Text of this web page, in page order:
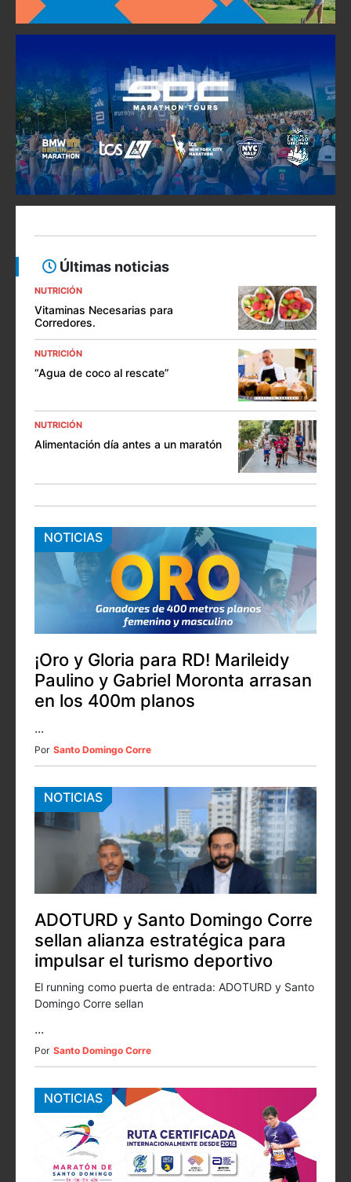
Últimas noticias
NUTRICIÓN
Vitaminas Necesarias para
Corredores.
NUTRICIÓN
“Agua de coco al rescate”
NUTRICIÓN
Alimentación día antes a un maratón
NOTICIAS
¡Oro y Gloria para RD! Marileidy
Paulino y Gabriel Moronta arrasan
en los 400m planos
...
Por Santo Domingo Corre
NOTICIAS
ADOTURD y Santo Domingo Corre
sellan alianza estratégica para
impulsar el turismo deportivo
El running como puerta de entrada: ADOTURD y Santo
Domingo Corre sellan
...
Por Santo Domingo Corre
NOTICIAS